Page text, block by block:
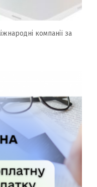
компанії за